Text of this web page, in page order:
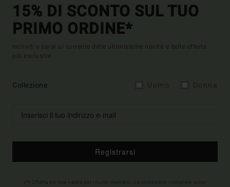
15% DI SCONTO SUL TUO
PRIMO ORDINE*
Iscriviti e sarai al corrente delle ultimissime novità e delle offerte
più esclusive.
Collezione
Registrarsi